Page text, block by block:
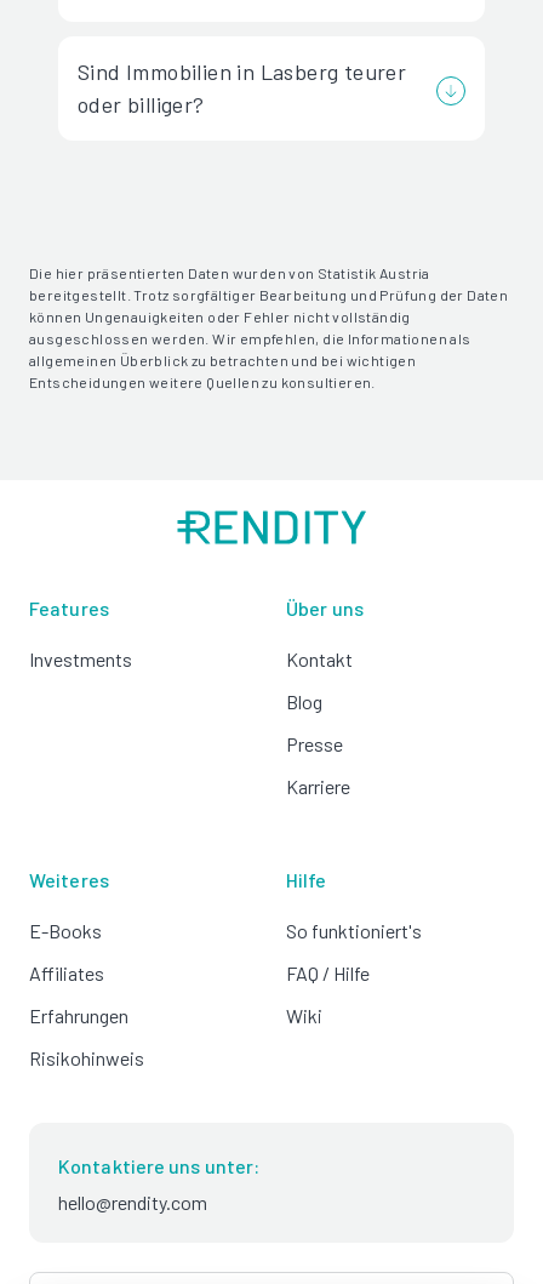
Sind Immobilien in Lasberg teurer
oder billiger?
Die hier präsentierten Daten wurden von Statistik Austria
bereitgestellt. Trotz sorgfältiger Bearbeitung und Prüfung der Daten
können Ungenauigkeiten oder Fehler nicht vollständig
ausgeschlossen werden. Wir empfehlen, die Informationen als
allgemeinen Überblick zu betrachten und bei wichtigen
Entscheidungen weitere Quellen zu konsultieren.
Features
Investments
Über uns
Kontakt
Blog
Presse
Karriere
Weiteres
E-Books
Affiliates
Erfahrungen
Risikohinweis
Hilfe
So funktioniert's
FAQ / Hilfe
Wiki
Kontaktiere uns unter:
hello@rendity.com